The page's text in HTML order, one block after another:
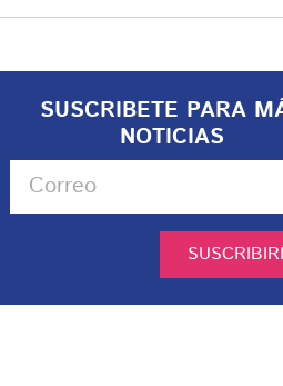
SUSCRIBETE PARA
NOTICIAS